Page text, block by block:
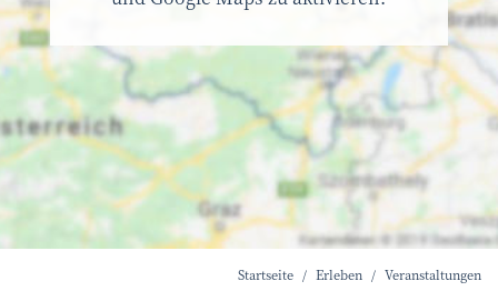
Startseite Erleben Veranstaltungen